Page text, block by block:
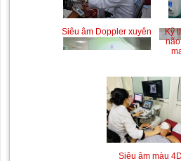
Siêu âm Doppler xuyên
sọ
Kỹ
Siêu âm màu 4D